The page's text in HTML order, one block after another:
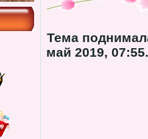
Тема
май 2019, 07:55.